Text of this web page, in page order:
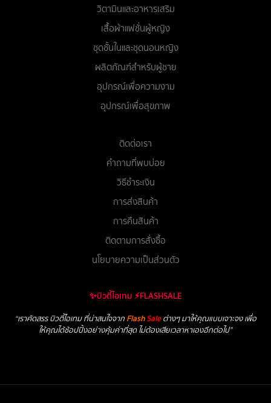
วิตามินและอาหารเสริม
เสื้อผ้าแฟชั่นผู้หญิง
ชุดชั้นในและชุดนอนหญิง
ผลิตภัณฑ์สำหรับผู้ชาย
อุปกรณ์เพื่อความงาม
อุปกรณ์เพื่อสุขภาพ
ติดต่อเรา
คำถามที่พบบ่อย
วิธีชำระเงิน
การส่งสินค้า
การคืนสินค้า
ติดตามการสั่งซื้อ
นโยบายความเป็นส่วนตัว
✨บิวตี้ไอเทม ⚡FLASHSALE
“เราคัดสรร บิวตี้ไอเทม ที่น่าสนใจจาก FlashSaleต่างๆ มาให้คุณแบบเจาะจง เพื่อ
ให้คุณได้ช้อปปิ้งอย่างคุ้มค่าที่สุด ไม่ต้องเสียเวลาหาเองอีกต่อไป”